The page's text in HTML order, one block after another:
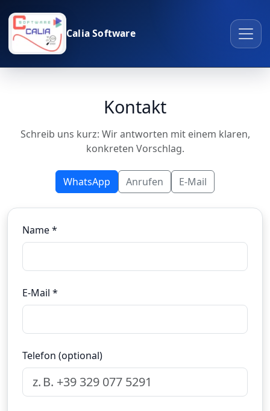
Calia Software
Kontakt
Schreib uns kurz: Wir antworten mit einem klaren,
konkreten Vorschlag.
WhatsApp Anrufen E‑Mail
Name *
E‑Mail *
Telefon (optional)